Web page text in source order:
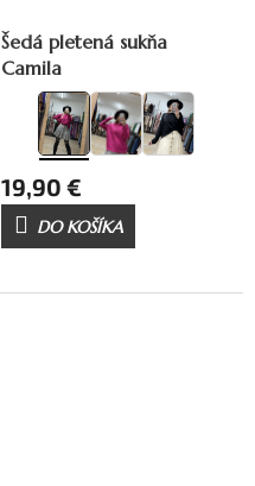
Šedá pletená sukňa
Camila
19,90 €
DO KOŠÍKA